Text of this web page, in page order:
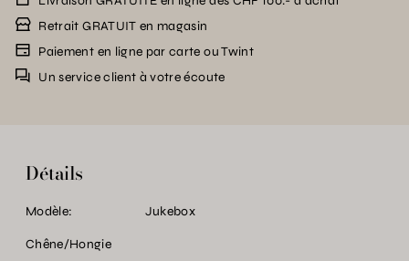
Retrait GRATUIT en magasin
Paiement en ligne par carte ou Twint
Un service client à votre écoute
Détails
Modèle: Jukebox
Chêne/Hongie